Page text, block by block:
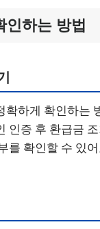
하는 방법
하게 확인하는
인증 후 환급금
를 확인할 수 있